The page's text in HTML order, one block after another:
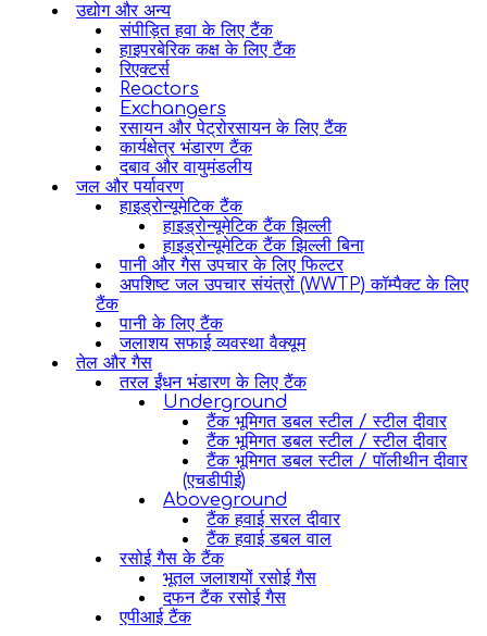
उद्योग और अन्य
संपीड़ित हवा के लिए टैंक
हाइपरबेरिक कक्ष के लिए टैंक
रिएक्टर्स
Reactors
Exchangers
रसायन और पेट्रोरसायन के लिए टैंक
कार्यक्षेत्र भंडारण टैंक
दबाव और वायुमंडलीय
जल और पर्यावरण
हाइड्रोन्यूमेटिक टैंक
हाइड्रोन्यूमेटिक टैंक झिल्ली
हाइड्रोन्यूमेटिक टैंक झिल्ली बिना
पानी और गैस उपचार के लिए फिल्टर
अपशिष्ट जल उपचार संयंत्रों (WWTP) कॉम्पैक्ट के लिए
टैंक
पानी के लिए टैंक
जलाशय सफाई व्यवस्था वैक्यूम
तेल और गैस
तरल ईंधन भंडारण के लिए टैंक
Underground
टैंक भूमिगत डबल स्टील / स्टील दीवार
टैंक भूमिगत डबल स्टील / स्टील दीवार
टैंक भूमिगत डबल स्टील / पॉलीथीन दीवार
(एचडीपीई)
Aboveground
टैंक हवाई सरल दीवार
टैंक हवाई डबल वाल
रसोई गैस के टैंक
भूतल जलाशयों रसोई गैस
दफन टैंक रसोई गैस
एपीआई टैंक